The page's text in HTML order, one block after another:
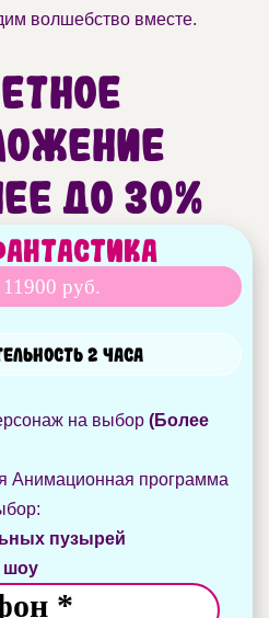
волшебство вместе.
до 30%
руб.
2 часа
на выбор (Более
Анимационная программа
пузырей
шоу